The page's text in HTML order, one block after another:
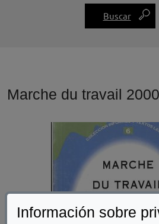
Información sobre
Marche du travail 2000